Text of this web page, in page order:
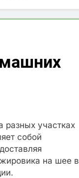
разных участках
собой
на шее в